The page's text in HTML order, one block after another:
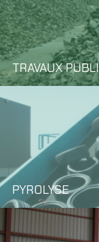
TRAVAUX
PYROLYSE